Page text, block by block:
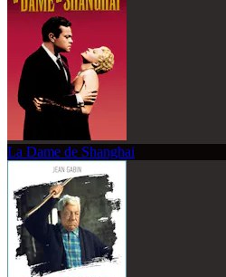
La Dame de Shanghai